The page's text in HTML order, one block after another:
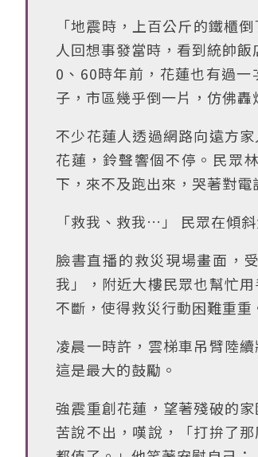
「地震時，上百公斤的鐵櫃
人回想事發當時，看到統帥
0、60時年前，花蓮也有過
子，市區幾乎倒一片，仿佛轟
不少花蓮人透過網路向遠方
花蓮，鈴聲響個不停。民眾
下，來不及跑出來，哭著對電
「救我、救我…」 民眾在傾
臉書直播的救災現場畫面，
我」，附近大樓民眾也幫忙
不斷，使得救災行動困難重重
凌晨一時許，雲梯車吊臂陸
這是最大的鼓勵。
強震重創花蓮，望著殘破的
苦說不出，嘆說，「打拚了